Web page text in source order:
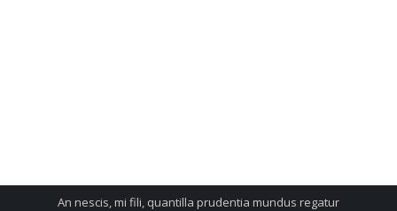
An nescis, mi fili, quantilla prudentia mundus regatur